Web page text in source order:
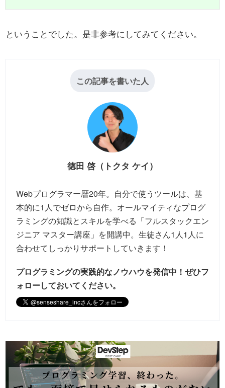
ということでした。是非参考にしてみてください。
この記事を書いた人
徳田 啓（トクタ ケイ）
Webプログラマー暦20年。自分で使うツールは、基
本的に1人でゼロから自作。オールマイティなプログ
ラミングの知識とスキルを学べる「フルスタックエン
ジニア マスター講座」を開講中。生徒さん1人1人に
合わせてしっかりサポートしていきます！
プログラミングの実践的なノウハウを発信中！ ぜひフ
ォローしておいてください。